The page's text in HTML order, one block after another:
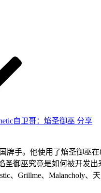
自卫哥：焰圣御巫 分享
牌手。他使用了焰圣御
御巫究竟是如何被开发出
、Grillme、Malancholy